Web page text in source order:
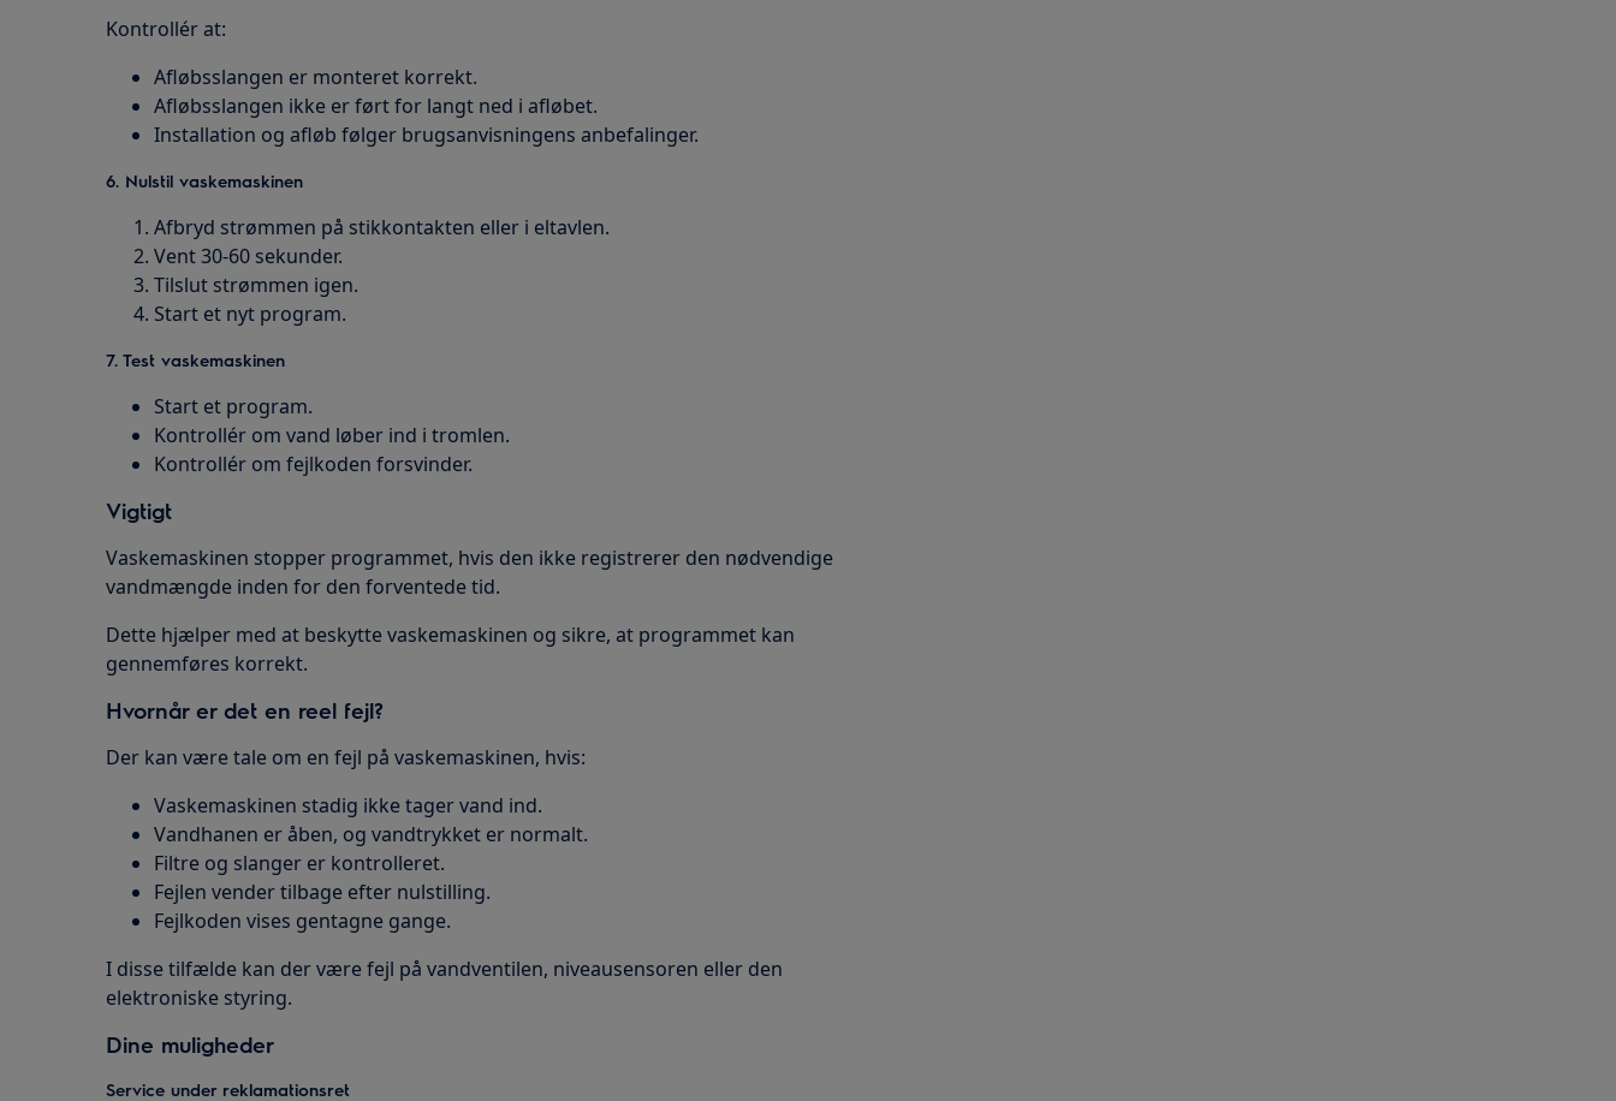
Kontrollér at:
Afløbsslangen er monteret korrekt.
Afløbsslangen ikke er ført for langt ned i afløbet.
Installation og afløb følger brugsanvisningens anbefalinger.
6. Nulstil vaskemaskinen
Afbryd strømmen på stikkontakten eller i eltavlen.
Vent 30-60 sekunder.
Tilslut strømmen igen.
Start et nyt program.
7. Test vaskemaskinen
Start et program.
Kontrollér om vand løber ind i tromlen.
Kontrollér om fejlkoden forsvinder.
Vigtigt
Vaskemaskinen stopper programmet, hvis den ikke registrerer den nødvendige
vandmængde inden for den forventede tid.
Dette hjælper med at beskytte vaskemaskinen og sikre, at programmet kan
gennemføres korrekt.
Hvornår er det en reel fejl?
Der kan være tale om en fejl på vaskemaskinen, hvis:
Vaskemaskinen stadig ikke tager vand ind.
Vandhanen er åben, og vandtrykket er normalt.
Filtre og slanger er kontrolleret.
Fejlen vender tilbage efter nulstilling.
Fejlkoden vises gentagne gange.
I disse tilfælde kan der være fejl på vandventilen, niveausensoren eller den
elektroniske styring.
Dine muligheder
Service under reklamationsret